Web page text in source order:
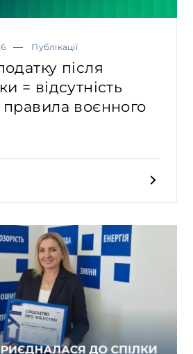
Публікації
після
= відсутність
воєнного